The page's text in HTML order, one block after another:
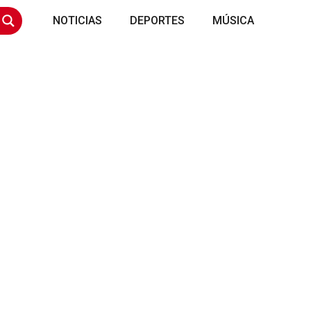
NOTICIAS DEPORTES MÚSICA